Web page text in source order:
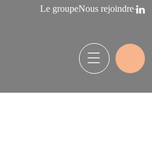
Le groupeNous rejoindre